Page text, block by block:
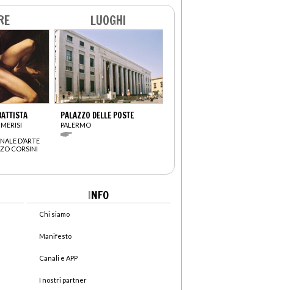
D’ARTE
CORSINI
LUOGHI
PALAZZO DELLE POSTE
PALERMO
INFO
Chi siamo
Manifesto
Canali e APP
I nostri partner